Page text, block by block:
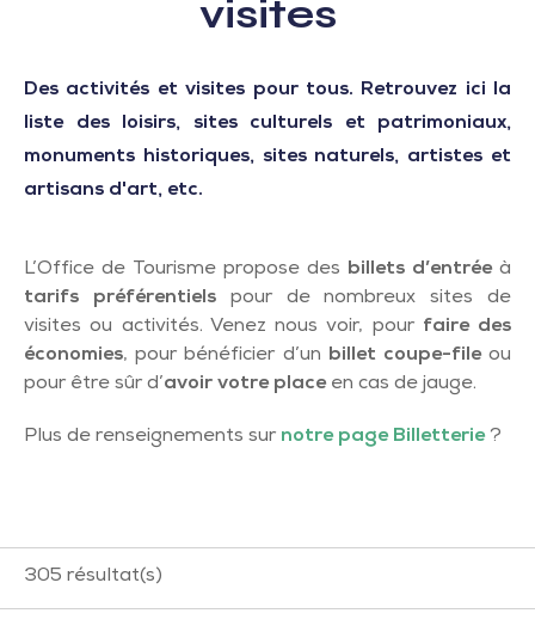
visites
Des activités et visites pour tous. Retrouvez ici la
liste des loisirs, sites culturels et patrimoniaux,
monuments historiques, sites naturels, artistes et
artisans d'art, etc.
L’Office de Tourisme propose des billets d’entréeà
tarifs préférentielspour de nombreux sites de
visites ou activités. Venez nous voir, pour faire des
économies, pour bénéficier d’un billet coupe-fileou
pour être sûr d’avoir votre placeen cas de jauge.
Plus de renseignements sur notre page Billetterie?
305 résultat(s)